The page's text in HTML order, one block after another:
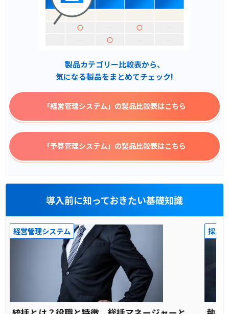
製品カテゴリー比較表から、
気になる製品をまとめてチェック!
「経営管理システム」 の製品比較表はこちら
「予算管理システム」 の製品比較表はこちら
導入前に知っておきたい基礎知識
経営管理システム 採用